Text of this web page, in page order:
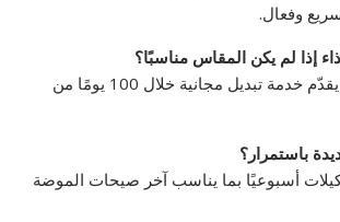
وفعال.
إذا لم يكن المقاس مناسبًا؟
بالطبع، متجر العراب يقدّم خدمة تبديل مجانية خلال 100 يومًا من
باستمرار؟
أسبوعيًا بما يناسب آخر صيحات الموضة